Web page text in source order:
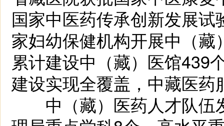
国家中医药传承创新发展
家妇幼保健机构开展中（
累计建设中（藏）医馆439
建设实现全覆盖，中藏医
中（藏）医药人才队伍